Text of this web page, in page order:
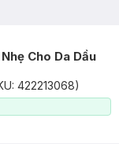
Cho Da Dầu
422213068)